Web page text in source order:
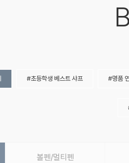
초등학생 베스트 샤프 명품
볼펜/멀티펜